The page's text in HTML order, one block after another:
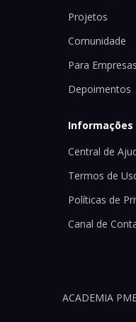
Projetos
Comunidade
Para Empresas
Depoimentos
Informações
Central de
Termos de
Políticas de
Canal de
ACADEMIA